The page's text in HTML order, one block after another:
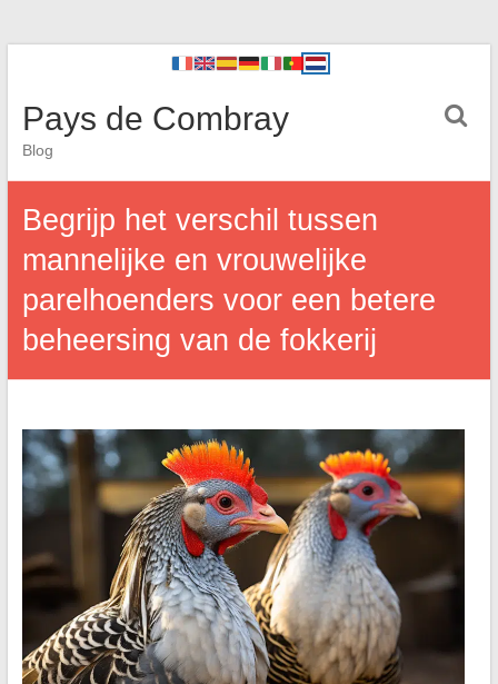
Pays de Combray
Blog
Begrijp het verschil tussen
mannelijke en vrouwelijke
parelhoenders voor een betere
beheersing van de fokkerij